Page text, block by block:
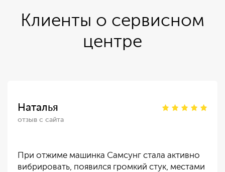
Клиенты о сервисном
центре
Наталья
отзыв с сайта
При отжиме машинка Самсунг стала активно
вибрировать, появился громкий стук, местами